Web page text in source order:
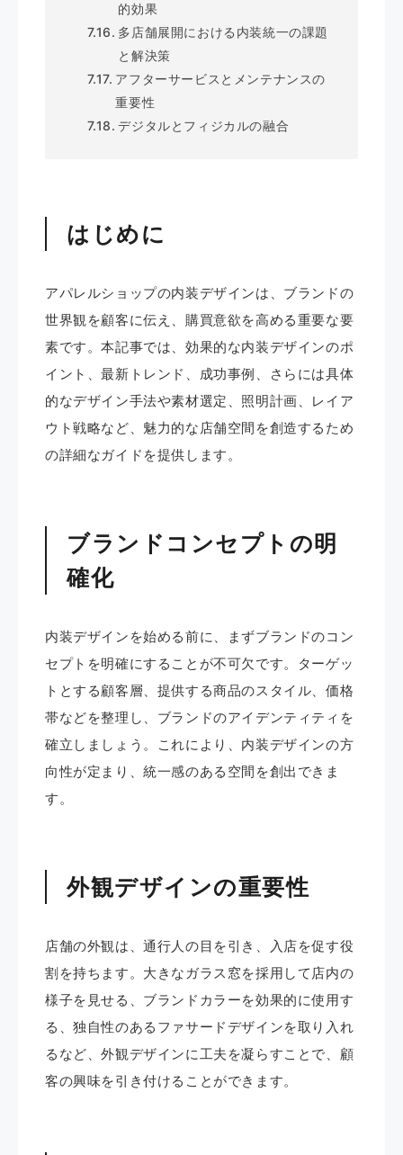
的効果
多店舗展開における内装統一の課題
と解決策
アフターサービスとメンテナンスの
重要性
デジタルとフィジカルの融合
はじめに
アパレルショップの内装デザインは、ブランドの
世界観を顧客に伝え、購買意欲を高める重要な要
素です。​本記事では、効果的な内装デザインのポ
イント、最新トレンド、成功事例、さらには具体
的なデザイン手法や素材選定、照明計画、レイア
ウト戦略など、魅力的な店舗空間を創造するため
の詳細なガイドを提供します。
ブランドコンセプトの明
確化
内装デザインを始める前に、まずブランドのコン
セプトを明確にすることが不可欠です。​ターゲッ
トとする顧客層、提供する商品のスタイル、価格
帯などを整理し、ブランドのアイデンティティを
確立しましょう。​これにより、内装デザインの方
向性が定まり、統一感のある空間を創出できま
す。
外観デザインの重要性
店舗の外観は、通行人の目を引き、入店を促す役
割を持ちます。​大きなガラス窓を採用して店内の
様子を見せる、ブランドカラーを効果的に使用す
る、独自性のあるファサードデザインを取り入れ
るなど、外観デザインに工夫を凝らすことで、顧
客の興味を引き付けることができます。​